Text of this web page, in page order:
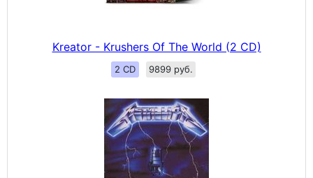
Kreator - Krushers Of The World (2 CD)
2 CD 9899 руб.